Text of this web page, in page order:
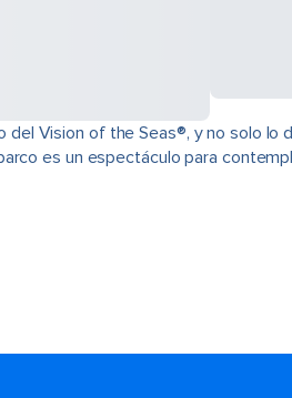
Vision of the Seas®, y no solo
es un espectáculo para